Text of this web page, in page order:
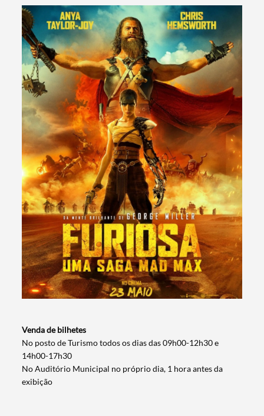
Termo de Pesquisa
Venda de bilhetes
No posto de Turismo todos os dias das 09h00-12h30 e
14h00-17h30
No Auditório Municipal no próprio dia, 1 hora antes da
exibição